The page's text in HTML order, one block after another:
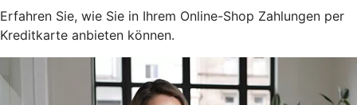
Erfahren Sie, wie Sie in Ihrem Online-Shop Zahlungen per
Kreditkarte anbieten können.